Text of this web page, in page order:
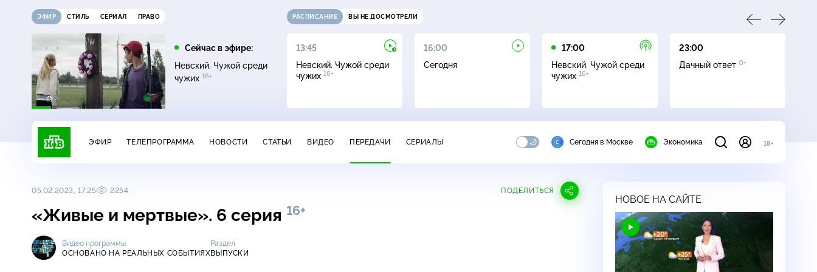
ЭФИР СТИЛЬ СЕРИАЛ ПРАВО
Сейчас в эфире:
Невский. Чужой среди
чужих 16+
РАСПИСАНИЕ ВЫ НЕ ДОСМОТРЕЛИ
12:00
Жди меня16+
13:00
Сегодня
13:45
Невский. Чужой среди
чужих 16+
16:00
Сегодня
17:00
Невский. Чужой среди
чужих 16+
23:00
Дачный ответ 0+
ЭФИР ТЕЛЕПРОГРАММА НОВОСТИ СТАТЬИ ВИДЕО ПЕРЕДАЧИ СЕРИАЛЫ Сегодня в Москве Экономика 18+
05.02.2023, 17:25 2254 ПОДЕЛИТЬСЯ
«Живые и мертвые». 6 серия 16+
Видео программы
ОСНОВАНО НА РЕАЛЬНЫХ СОБЫТИЯХ
Раздел
ВЫПУСКИ
НОВОЕ НА САЙТЕ